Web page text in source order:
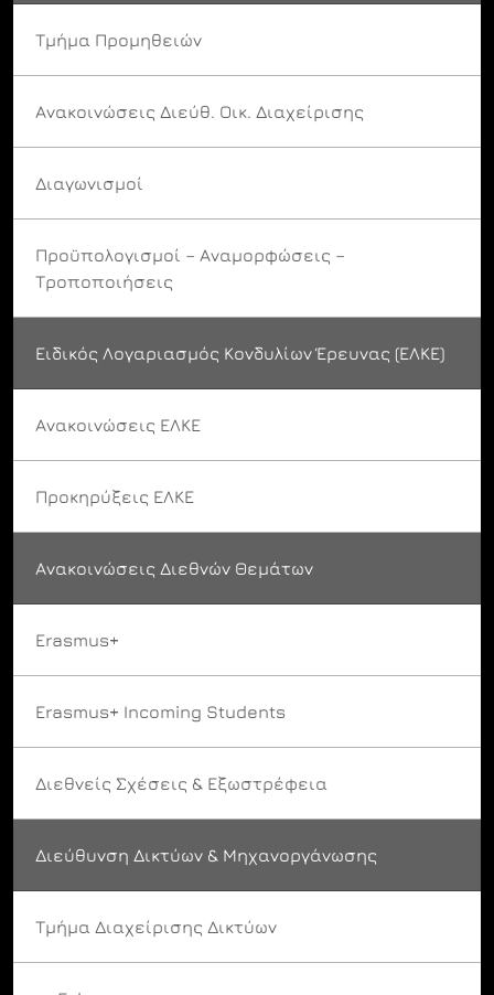
Τμήμα Προμηθειών
Ανακοινώσεις Διεύθ. Οικ. Διαχείρισης
Διαγωνισμοί
Προϋπολογισμοί – Αναμορφώσεις –
Τροποποιήσεις
Ειδικός Λογαριασμός Κονδυλίων Έρευνας (ΕΛΚΕ)
Ανακοινώσεις ΕΛΚΕ
Προκηρύξεις ΕΛΚΕ
Ανακοινώσεις Διεθνών Θεμάτων
Erasmus+
Erasmus+ Incoming Students
Διεθνείς Σχέσεις & Εξωστρέφεια
Διεύθυνση Δικτύων & Μηχανοργάνωσης
Τμήμα Διαχείρισης Δικτύων